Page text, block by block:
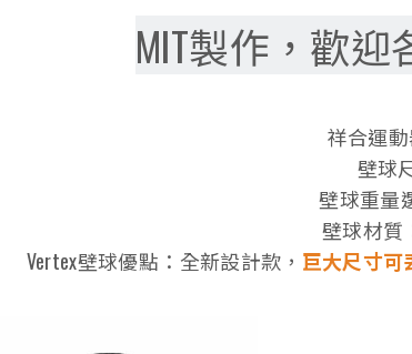
MIT製作，歡迎
祥合運
壁球
壁球重量
壁球材質
Vertex壁球優點：全新設計款， 巨大尺寸可